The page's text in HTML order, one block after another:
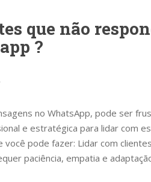
que não
?
no WhatsApp, pode ser
e estratégica para lidar com
pode fazer: Lidar com
paciência, empatia e